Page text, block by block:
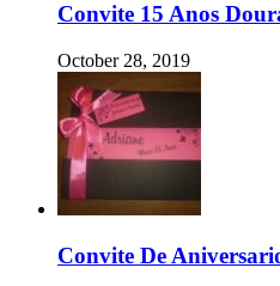
Convite 15 Anos
October 28, 2019
Convite De